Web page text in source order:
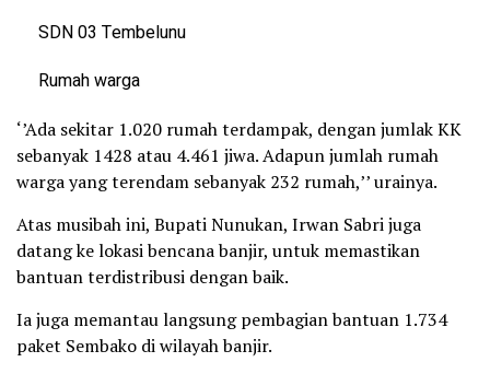
SDN 03 Tembelunu
Rumah warga
‘’Ada sekitar 1.020 rumah terdampak, dengan jumlak KK
sebanyak 1428 atau 4.461 jiwa. Adapun jumlah rumah
warga yang terendam sebanyak 232 rumah,’’ urainya.
Atas musibah ini, Bupati Nunukan, Irwan Sabri juga
datang ke lokasi bencana banjir, untuk memastikan
bantuan terdistribusi dengan baik.
Ia juga memantau langsung pembagian bantuan 1.734
paket Sembako di wilayah banjir.